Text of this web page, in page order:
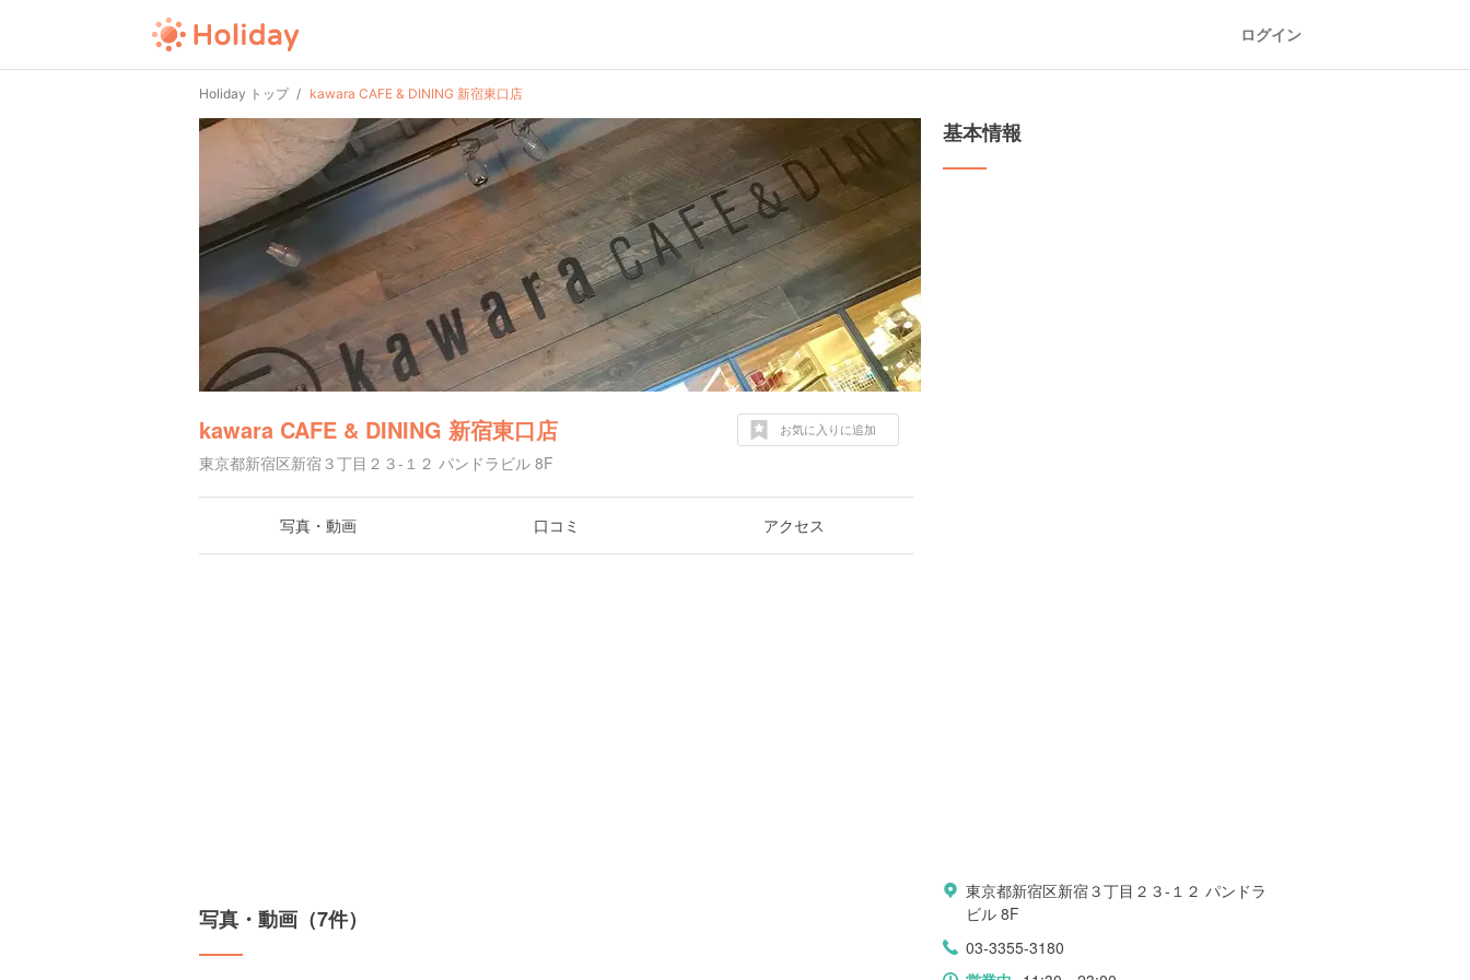
ログイン
Holiday トップ kawara CAFE & DINING 新宿東口店
kawara CAFE & DINING 新宿東口店
東京都新宿区新宿３丁目２３-１２ パンドラビル 8F
お気に入りに追加
写真・動画 口コミ アクセス
写真・動画（7件）
基本情報
東京都新宿区新宿３丁目２３-１２ パンドラ
ビル 8F
03-3355-3180